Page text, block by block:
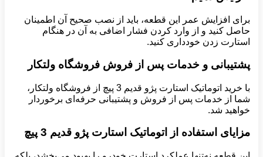
برای افزایش عمر این قطعه، باید از نصب صحیح آن اطمینان
حاصل کنید و از وارد کردن فشار اضافی به آن در هنگام
استارت زدن خودداری کنید.
پشتیبانی و خدمات پس از فروش فروشگاه ولتکار
با خرید اتوماتیک استارت پژو قدیم 3 پیچ از فروشگاه ولتکار،
شما از خدمات پس از فروش و پشتیبانی حرفه‌ای برخوردار
خواهید شد.
مزایای استفاده از اتوماتیک استارت پژو قدیم 3 پیچ